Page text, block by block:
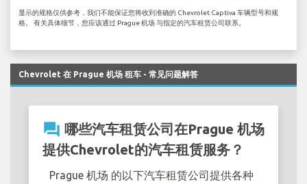
显示的规格仅供参考，我们不能保证您将收到准确的 Chevrolet Captiva 车辆型号和规
格。 有关具体细节，您应该通过 Prague 机场 与指定的汽车租赁公司联系。
Chevrolet 在 Prague 机场 租车 - 常见问题解答
question_answer 哪些汽车租赁公司在Prague 机场
提供Chevrolet的汽车租赁服务？
Prague 机场 的以下汽车租赁公司提供各种